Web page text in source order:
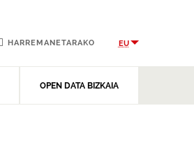
OPEN DATA BIZKAIA
HARREMANETARAKO EU